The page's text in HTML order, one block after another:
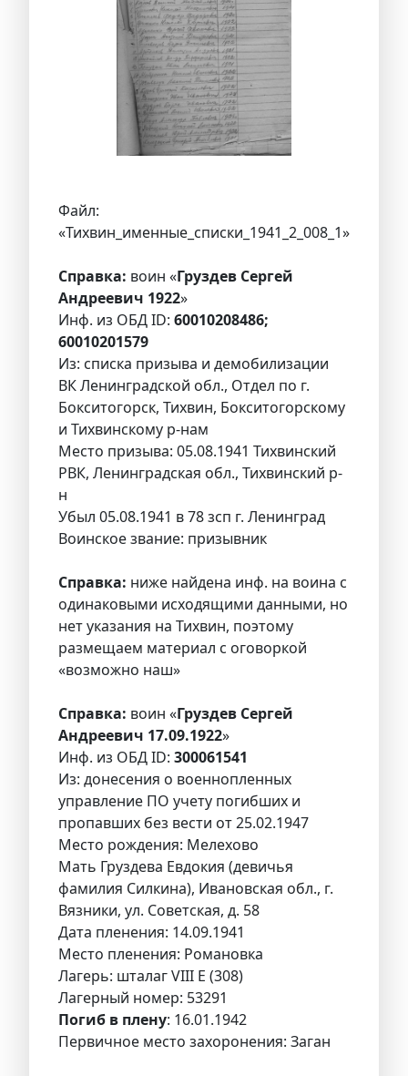
Файл:
«Тихвин_именные_списки_1941_2_008_1»
Справка: воин «Груздев Сергей
Андреевич 1922»
Инф. из ОБД ID: 60010208486;
60010201579
Из: списка призыва и демобилизации
ВК Ленинградской обл., Отдел по г.
Бокситогорск, Тихвин, Бокситогорскому
и Тихвинскому р-нам
Место призыва: 05.08.1941 Тихвинский
РВК, Ленинградская обл., Тихвинский р-
н
Убыл 05.08.1941 в 78 зсп г. Ленинград
Воинское звание: призывник
Справка: ниже найдена инф. на воина с
одинаковыми исходящими данными, но
нет указания на Тихвин, поэтому
размещаем материал с оговоркой
«возможно наш»
Справка: воин «Груздев Сергей
Андреевич 17.09.1922»
Инф. из ОБД ID: 300061541
Из: донесения о военнопленных
управление ПО учету погибших и
пропавших без вести от 25.02.1947
Место рождения: Мелехово
Мать Груздева Евдокия (девичья
фамилия Силкина), Ивановская обл., г.
Вязники, ул. Советская, д. 58
Дата пленения: 14.09.1941
Место пленения: Романовка
Лагерь: шталаг VIII E (308)
Лагерный номер: 53291
Погиб в плену: 16.01.1942
Первичное место захоронения: Заган